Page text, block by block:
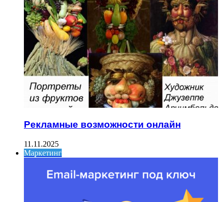
Рекламные возможности онлайн
11.11.2025
Маркетинг